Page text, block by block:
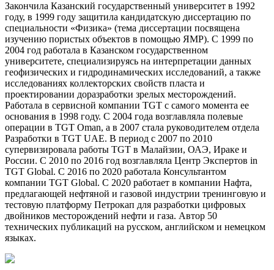
Закончила Казанский государственный университет в 1992
году, в 1999 году защитила кандидатскую диссертацию по
специальности «Физика» (тема диссертации посвящена
изучению пористых объектов в помощью ЯМР). C 1999 по
2004 год работала в Казанском государственном
университете, специализируясь на интерпретации данных
геофизических и гидродинамических исследований, а также
исследованиях коллекторских свойств пласта и
проектировании доразработки зрелых месторождений.
Работала в сервисной компании TGT с самого момента ее
основания в 1998 году. С 2004 года возглавляла полевые
операции в TGT Oman, а в 2007 стала руководителем отдела
Разработки в TGT UAE. В период с 2007 по 2010
супервизировала работы TGT в Малайзии, ОАЭ, Ираке и
России. С 2010 по 2016 год возглавляла Центр Экспертов in
TGT Global. С 2016 по 2020 работала Консультантом
компании TGT Global. С 2020 работает в компании Нафта,
предлагающей нефтяной и газовой индустрии тренинговую и
тестовую платформу Петрокап для разработки цифровых
двойников месторождений нефти и газа. Автор 50
технических публикаций на русском, английском и немецком
языках.